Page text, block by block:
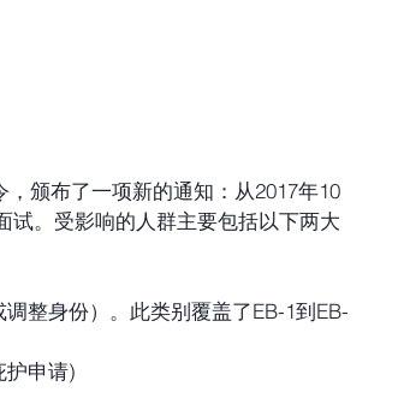
颁布了一项新的通知：从2017年10
试。受影响的人群主要包括以下两大
整身份）。此类别覆盖了EB-1到EB-
护申请)